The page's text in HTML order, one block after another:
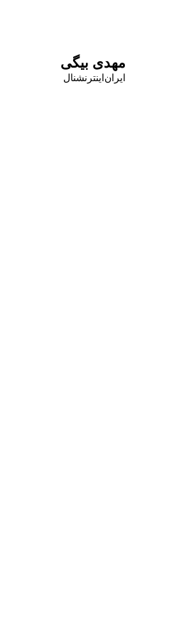
مهدی بیگی
ایران‌اینترنشنال